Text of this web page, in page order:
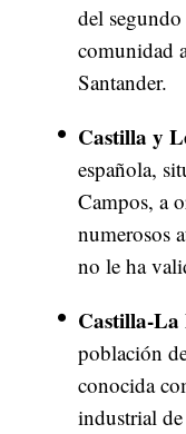
del
comunidad
Santander.
Castilla y
española,
Campos, a
numerosos
no le ha
Castilla-
población
conocida
industrial